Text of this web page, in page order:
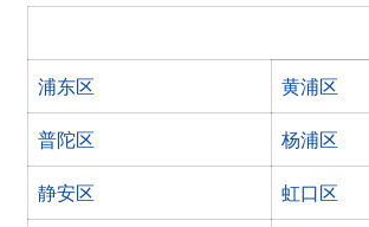
浦东区 黄浦区
普陀区 杨浦区
静安区 虹口区